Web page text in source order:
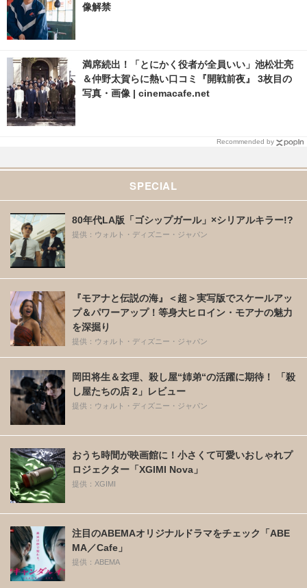
像解禁
満席続出！「とにかく役者が全員いい」池松壮亮
＆仲野太賀らに熱い口コミ『開戦前夜』 3枚目の
写真・画像 | cinemacafe.net
Recommended by
SPECIAL
80年代LA版「ゴシップガール」×シリアルキラー!?
提供：ウォルト・ディズニー・ジャパン
『モアナと伝説の海』＜超＞実写版でスケールアッ
プ＆パワーアップ！等身大ヒロイン・モアナの魅力
を深掘り
提供：ウォルト・ディズニー・ジャパン
岡田将生＆玄理、殺し屋“姉弟“の活躍に期待！ 「殺
し屋たちの店 2」レビュー
提供：ウォルト・ディズニー・ジャパン
おうち時間が映画館に！小さくて可愛いおしゃれプ
ロジェクター「XGIMI Nova」
提供：XGIMI
注目のABEMAオリジナルドラマをチェック「ABE
MA／Cafe」
提供：ABEMA